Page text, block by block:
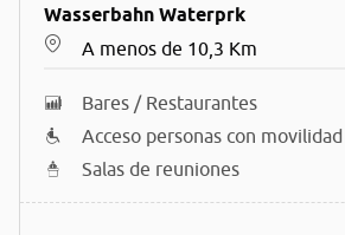
Wasserbahn Waterprk
A menos de 10,3 Km
Bares / Restaurantes
Acceso personas con
Salas de reuniones